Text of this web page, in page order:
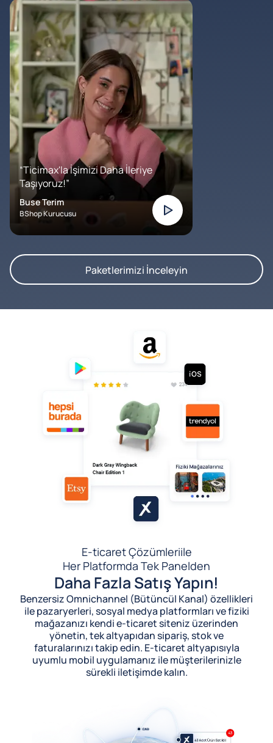
“Ticimax'la İşimizi Daha İleriye
Taşıyoruz!”
Buse Terim
BShop Kurucusu
Paketlerimizi İnceleyin
E-ticaret Çözümleriile
Her Platformda Tek Panelden
Daha Fazla Satış Yapın!
Benzersiz Omnichannel (Bütüncül Kanal) özellikleri
ile pazaryerleri, sosyal medya platformları ve fiziki
mağazanızı kendi e-ticaret siteniz üzerinden
yönetin, tek altyapıdan sipariş, stok ve
faturalarınızı takip edin. E-ticaret altyapısıyla
uyumlu mobil uygulamanız ile müşterilerinizle
sürekli iletişimde kalın.